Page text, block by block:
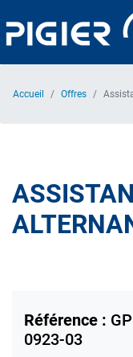
au
contenu
Accueil Offres
Référence :
0923-03